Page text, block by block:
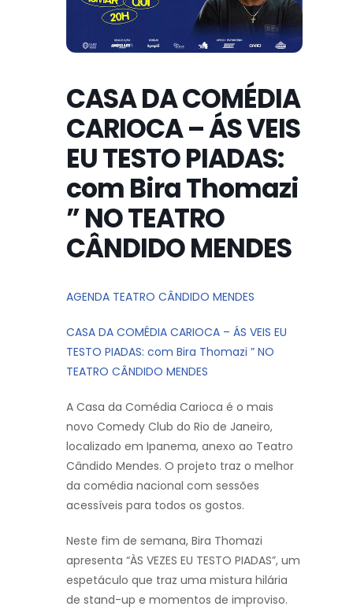
CASA DA COMÉDIA
CARIOCA – ÁS VEIS
EU TESTO PIADAS:
com Bira Thomazi
” NO TEATRO
CÂNDIDO MENDES
AGENDA TEATRO CÂNDIDO MENDES
CASA DA COMÉDIA CARIOCA – ÁS VEIS EU
TESTO PIADAS: com Bira Thomazi ” NO
TEATRO CÂNDIDO MENDES
A Casa da Comédia Carioca é o mais
novo Comedy Club do Rio de Janeiro,
localizado em Ipanema, anexo ao Teatro
Cândido Mendes. O projeto traz o melhor
da comédia nacional com sessões
acessíveis para todos os gostos.
Neste fim de semana, Bira Thomazi
apresenta “ÀS VEZES EU TESTO PIADAS”, um
espetáculo que traz uma mistura hilária
de stand-up e momentos de improviso.